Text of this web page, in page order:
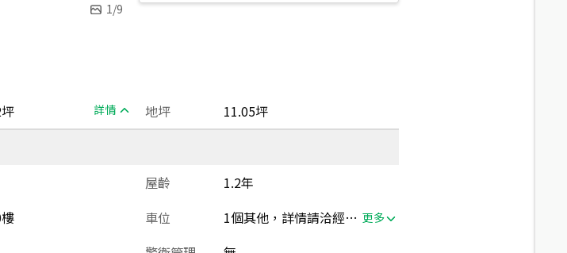
1/9
詳情 地坪
11.05坪
屋齡
1.2年
車位 1個其他，詳情請洽經紀人員 更多